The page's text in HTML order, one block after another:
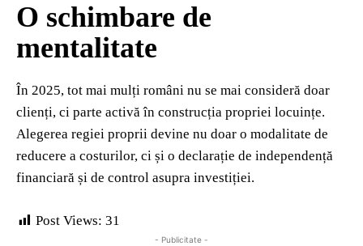
O schimbare de
mentalitate
În 2025, tot mai mulți români nu se mai consideră doar
clienți, ci parte activă în construcția propriei locuințe.
Alegerea regiei proprii devine nu doar o modalitate de
reducere a costurilor, ci și o declarație de independență
financiară și de control asupra investiției.
Post Views: 31
- Publicitate -